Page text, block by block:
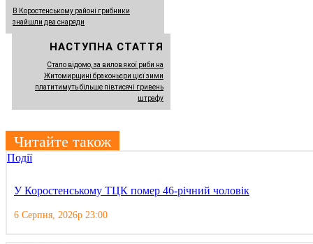
В Коростенському районі грибники
знайшли два снаряди
НАСТУПНА СТАТТЯ
Стало відомо, за вилов якої риби на
Житомирщині браконьєри цієї зими
платитимуть більше півтисячі гривень
штрафу
Читайте також
Події
У Коростенському ТЦК помер 46-річний чоловік
6 Серпня, 2026р 23:00